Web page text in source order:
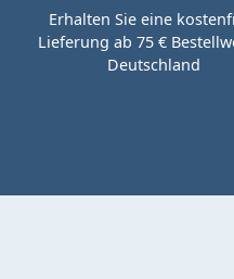
Erhalten Sie eine
Lieferung ab 75 €
Deutschland